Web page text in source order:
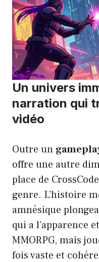
Un univers
narration qui
vidéo
Outre un
offre une autre
place de
genre. L’histoire
amnésique
qui a l’apparence
MMORPG, mais
fois vaste et